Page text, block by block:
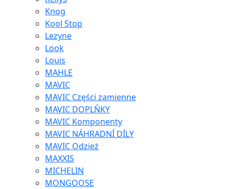
Knog
Kool Stop
Lezyne
Look
Louis
MAHLE
MAVIC
MAVIC Części zamienne
MAVIC DOPLŇKY
MAVIC Komponenty
MAVIC NÁHRADNÍ DÍLY
MAVIC Odzież
MAXXIS
MICHELIN
MONGOOSE